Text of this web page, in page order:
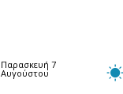
Παρασκευή 7
Αυγούστου